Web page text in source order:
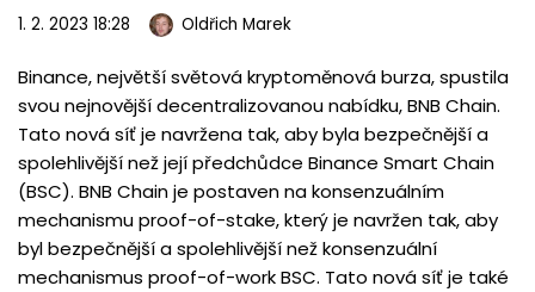
1. 2. 2023 18:28 Oldřich Marek
Binance, největší světová kryptoměnová burza, spustila
svou nejnovější decentralizovanou nabídku, BNB Chain.
Tato nová síť je navržena tak, aby byla bezpečnější a
spolehlivější než její předchůdce Binance Smart Chain
(BSC). BNB Chain je postaven na konsenzuálním
mechanismu proof-of-stake, který je navržen tak, aby
byl bezpečnější a spolehlivější než konsenzuální
mechanismus proof-of-work BSC. Tato nová síť je také